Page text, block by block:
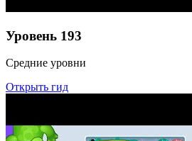
Уровень 193
Средние уровни
Открыть гид